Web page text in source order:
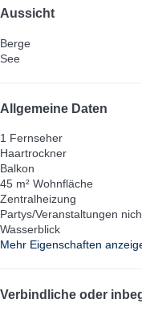
Aussicht
Berge
See
Allgemeine Daten
1 Fernseher
Haartrockner
Balkon
45 m² Wohnfläche
Zentralheizung
Partys/Veranstaltungen
Wasserblick
Mehr Eigenschaften
Verbindliche oder